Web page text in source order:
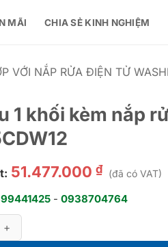
MÃI CHIA SẺ KINH NGHIỆM
VỚI NẮP RỬA ĐIỆN TỬ
1 khối kèm nắp
51.477.000 ₫ (đã có VAT)
- 0938704764
kèm nắp rửa điện tử WASHLET -